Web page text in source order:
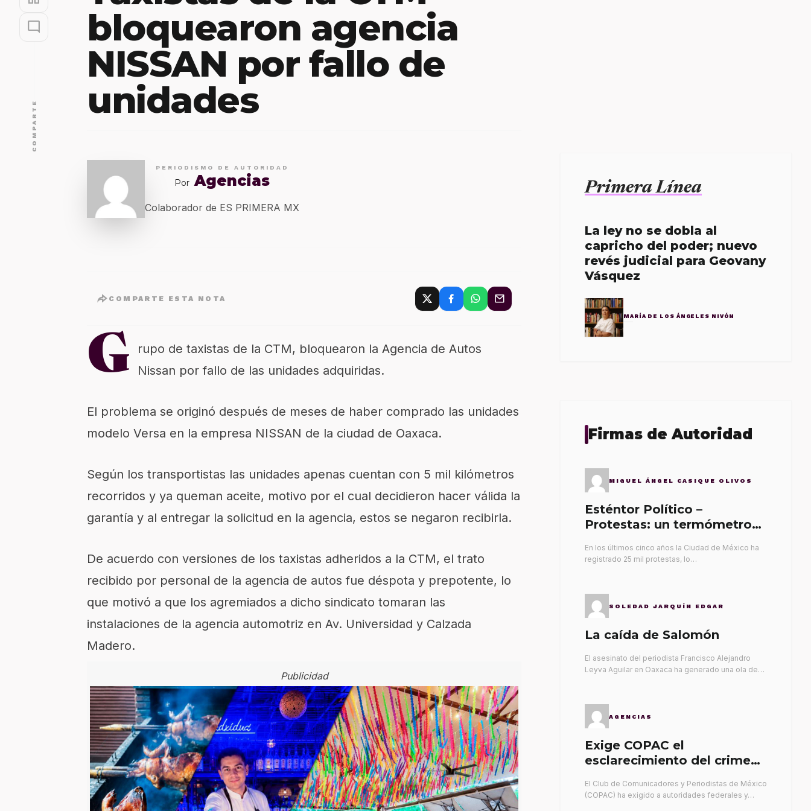
mode_comment
COMPARTE
bloquearon agencia
NISSAN por fallo de
unidades
PERIODISMO DE AUTORIDAD
Por Agencias
Colaborador de ES PRIMERA MX
COMPARTE ESTA NOTA
G
rupo de taxistas de la CTM, bloquearon la Agencia de Autos
Nissan por fallo de las unidades adquiridas.
El problema se originó después de meses de haber comprado las unidades
modelo Versa en la empresa NISSAN de la ciudad de Oaxaca.
Según los transportistas las unidades apenas cuentan con 5 mil kilómetros
recorridos y ya queman aceite, motivo por el cual decidieron hacer válida la
garantía y al entregar la solicitud en la agencia, estos se negaron recibirla.
De acuerdo con versiones de los taxistas adheridos a la CTM, el trato
recibido por personal de la agencia de autos fue déspota y prepotente, lo
que motivó a que los agremiados a dicho sindicato tomaran las
instalaciones de la agencia automotriz en Av. Universidad y Calzada
Madero.
Publicidad
Primera Línea
La ley no se dobla al
capricho del poder; nuevo
revés judicial para Geovany
Vásquez
MARÍA DE LOS ÁNGELES NIVÓN
Firmas de Autoridad
MIGUEL ÁNGEL CASIQUE OLIVOS
Esténtor Político –
Protestas: un termómetro
En los últimos cinco años la Ciudad de México ha
registrado 25 mil protestas, lo…
SOLEDAD JARQUÍN EDGAR
La caída de Salomón
El asesinato del periodista Francisco Alejandro
Leyva Aguilar en Oaxaca ha generado una ola de…
AGENCIAS
Exige COPAC el
esclarecimiento del crimen
El Club de Comunicadores y Periodistas de México
(COPAC) ha exigido a autoridades federales y…